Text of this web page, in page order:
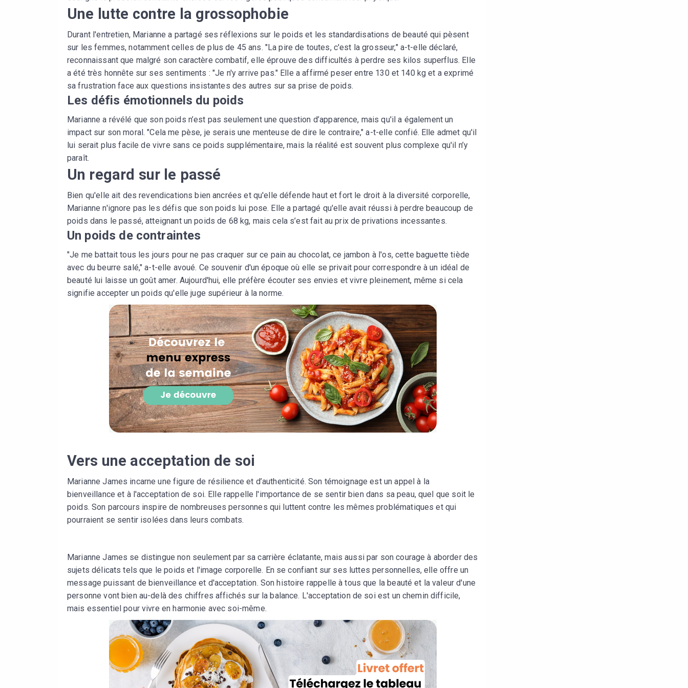
Une lutte contre la grossophobie
Durant l'entretien, Marianne a partagé ses réflexions sur le poids et les standardisations de beauté qui pèsent
sur les femmes, notamment celles de plus de 45 ans. "La pire de toutes, c'est la grosseur," a-t-elle déclaré,
reconnaissant que malgré son caractère combatif, elle éprouve des difficultés à perdre ses kilos superflus. Elle
a été très honnête sur ses sentiments : "Je n'y arrive pas." Elle a affirmé peser entre 130 et 140 kg et a exprimé
sa frustration face aux questions insistantes des autres sur sa prise de poids.
Les défis émotionnels du poids
Marianne a révélé que son poids n’est pas seulement une question d’apparence, mais qu'il a également un
impact sur son moral. "Cela me pèse, je serais une menteuse de dire le contraire," a-t-elle confié. Elle admet qu'il
lui serait plus facile de vivre sans ce poids supplémentaire, mais la réalité est souvent plus complexe qu'il n’y
paraît.
Un regard sur le passé
Bien qu'elle ait des revendications bien ancrées et qu'elle défende haut et fort le droit à la diversité corporelle,
Marianne n'ignore pas les défis que son poids lui pose. Elle a partagé qu'elle avait réussi à perdre beaucoup de
poids dans le passé, atteignant un poids de 68 kg, mais cela s’est fait au prix de privations incessantes.
Un poids de contraintes
"Je me battait tous les jours pour ne pas craquer sur ce pain au chocolat, ce jambon à l'os, cette baguette tiède
avec du beurre salé," a-t-elle avoué. Ce souvenir d'un époque où elle se privait pour correspondre à un idéal de
beauté lui laisse un goût amer. Aujourd'hui, elle préfère écouter ses envies et vivre pleinement, même si cela
signifie accepter un poids qu'elle juge supérieur à la norme.
Vers une acceptation de soi
Marianne James incarne une figure de résilience et d’authenticité. Son témoignage est un appel à la
bienveillance et à l'acceptation de soi. Elle rappelle l'importance de se sentir bien dans sa peau, quel que soit le
poids. Son parcours inspire de nombreuses personnes qui luttent contre les mêmes problématiques et qui
pourraient se sentir isolées dans leurs combats.
Marianne James se distingue non seulement par sa carrière éclatante, mais aussi par son courage à aborder des
sujets délicats tels que le poids et l'image corporelle. En se confiant sur ses luttes personnelles, elle offre un
message puissant de bienveillance et d'acceptation. Son histoire rappelle à tous que la beauté et la valeur d'une
personne vont bien au-delà des chiffres affichés sur la balance. L'acceptation de soi est un chemin difficile,
mais essentiel pour vivre en harmonie avec soi-même.